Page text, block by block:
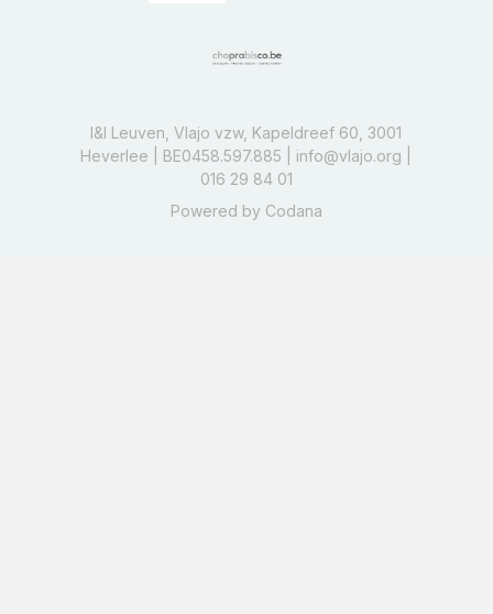
I&I Leuven, Vlajo vzw, Kapeldreef 60, 3001
Heverlee | BE0458.597.885 | info@vlajo.org
016 29 84 01
Powered by Codana